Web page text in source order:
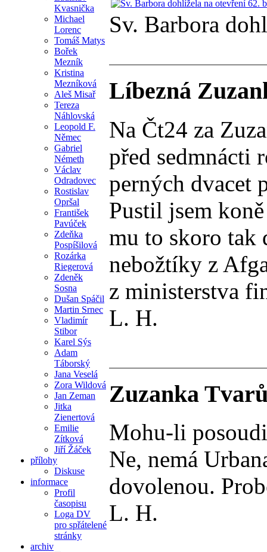
Kvasnička
Michael
Lorenc
Tomáš Matys
Bořek
Mezník
Kristina
Mezníková
Aleš Misař
Tereza
Náhlovská
Leopold F.
Němec
Gabriel
Németh
Václav
Odradovec
Rostislav
Opršal
František
Pavúček
Zdeňka
Pospíšilová
Rozárka
Riegerová
Zdeněk
Sosna
Dušan Spáčil
Martin Srnec
Vladimír
Stibor
Karel Sýs
Adam
Táborský
Jana Veselá
Zora Wildová
Jan Zeman
Jitka
Zienertová
Emilie
Zítková
Jiří Žáček
přílohy
Diskuse
informace
Profil
časopisu
Loga DV
pro spřátelené
stránky
archiv
Sv. Barbora
Líbezná
Na Čt24 za
před sedmnácti
perných dvacet
Pustil jsem
mu to skoro tak
nebožtíky z
z ministerstva
L. H.
Zuzanka
Mohu-li
Ne, nemá
dovolenou.
L. H.